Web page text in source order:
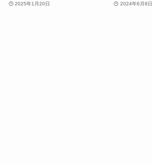
2025年1月20日 2024年6月8日